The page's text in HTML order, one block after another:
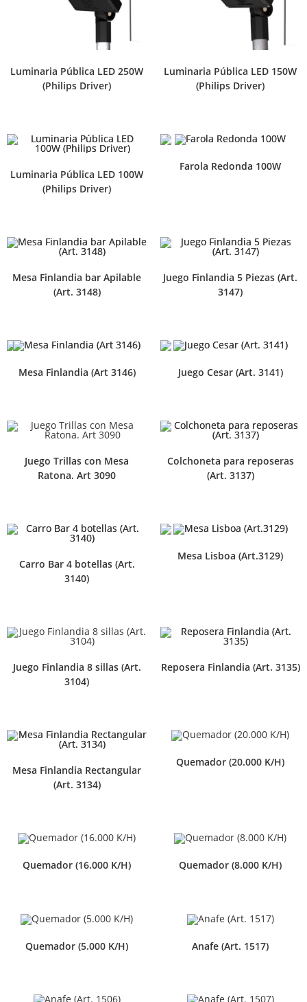
Luminaria Pública LED 250W
(Philips Driver)
Luminaria Pública LED 150W
(Philips Driver)
Luminaria Pública LED 100W
(Philips Driver)
Farola Redonda 100W
Mesa Finlandia bar Apilable
(Art. 3148)
Juego Finlandia 5 Piezas (Art.
3147)
Mesa Finlandia (Art 3146) Juego Cesar (Art. 3141)
Juego Trillas con Mesa
Ratona. Art 3090
Colchoneta para reposeras
(Art. 3137)
Carro Bar 4 botellas (Art.
3140)
Mesa Lisboa (Art.3129)
Juego Finlandia 8 sillas (Art.
3104)
Reposera Finlandia (Art. 3135)
Mesa Finlandia Rectangular
(Art. 3134)
Quemador (20.000 K/H)
Quemador (16.000 K/H) Quemador (8.000 K/H)
Quemador (5.000 K/H) Anafe (Art. 1517)